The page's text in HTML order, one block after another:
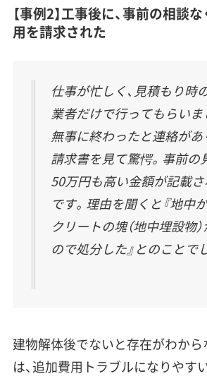
【事例2】工事後に、事前の相談
用を請求された
仕事が忙しく、見積もり時
業者だけで行ってもらいま
無事に終わったと連絡があ
請求書を見て驚愕。事前の
50万円も高い金額が記載
です。理由を聞くと『地中
クリートの塊（地中埋設物
ので処分した』とのことで
建物解体後でないと存在がわか
は、追加費用トラブルになりやす